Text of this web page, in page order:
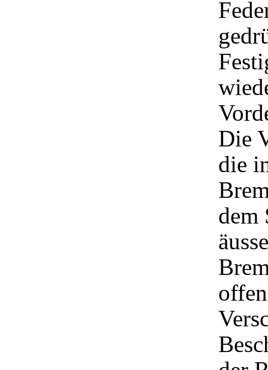
Die
die
dem